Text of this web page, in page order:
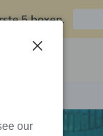
5 boxen.
our